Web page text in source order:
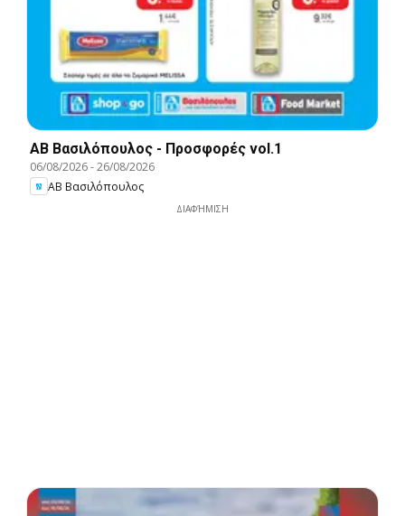
ΑΒ Βασιλόπουλος - Προσφορές vol.1
06/08/2026-26/08/2026
ΑΒ Βασιλόπουλος
ΔΙΑΦΉΜΙΣΗ